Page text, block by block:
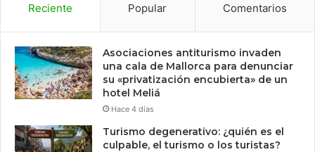
Reciente Popular Comentarios
Asociaciones antiturismo invaden
una cala de Mallorca para denunciar
su «privatización encubierta» de un
hotel Meliá
Hace 4 días
Turismo degenerativo: ¿quién es el
culpable, el turismo o los turistas?